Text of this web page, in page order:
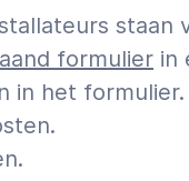
over schatting vs.
staan
formulier in
in het